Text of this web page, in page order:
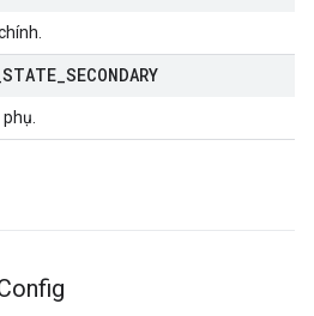
STATE SECONDARY